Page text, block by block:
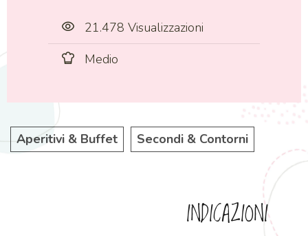
21.478 Visualizzazioni
Medio
Aperitivi & Buffet Secondi & Contorni
INDICAZIONI